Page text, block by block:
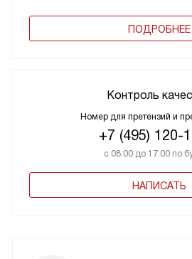
ПОДРОБНЕЕ
Контроль
Номер для претензий и
+7 (495) 120-
с 08:00 до 17:00 по
НАПИСАТЬ